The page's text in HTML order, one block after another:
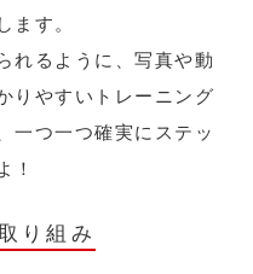
ます。
れるように、写真や動
りやすいトレーニング
一つ一つ確実にステッ
！
り組み